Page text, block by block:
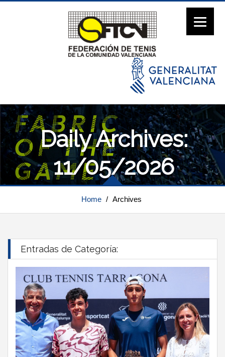
Daily Archives:
11/05/2026
Home / Archives
Entradas de Categoría: